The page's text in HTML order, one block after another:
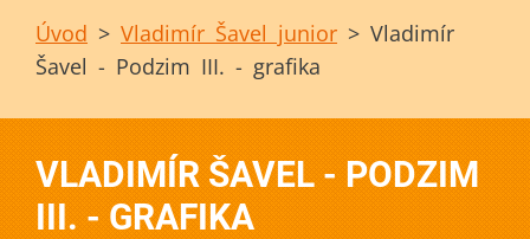
Úvod > Vladimír Šavel junior > Vladimír
Šavel - Podzim III. - grafika
VLADIMÍR ŠAVEL - PODZIM
III. - GRAFIKA